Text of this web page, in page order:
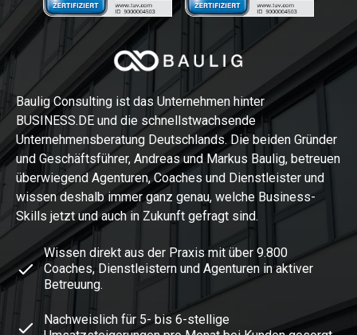
Baulig Consulting ist das Unternehmen hinter
BUSINESS.DE und die schnellstwachsende
Unternehmensberatung Deutschlands. Die beiden Gründer
und Geschäftsführer, Andreas und Markus Baulig, betreuen
überwiegend Agenturen, Coaches und Dienstleister und
wissen deshalb immer ganz genau, welche Business-
Skills jetzt und auch in Zukunft gefragt sind.
Wissen direkt aus der Praxis mit über 9.800
Coaches, Dienstleistern und Agenturen in aktiver
Betreuung.
Nachweislich für 5- bis 6-stellige